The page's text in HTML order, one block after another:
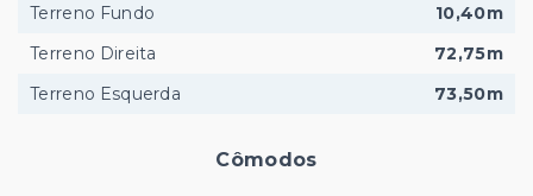
Cômodos
Terreno Fundo
10,40m
Terreno Direita
72,75m
Terreno Esquerda
73,50m